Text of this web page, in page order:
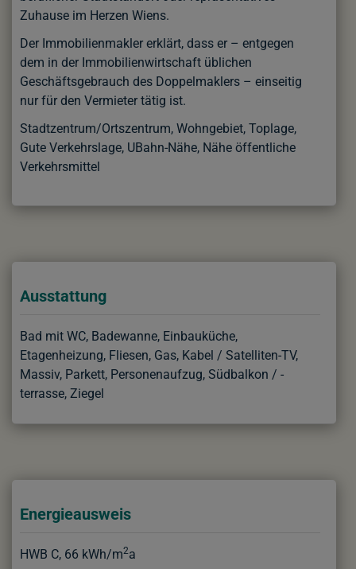
Zuhause im Herzen Wiens.
Der Immobilienmakler erklärt, dass er – entgegen
dem in der Immobilienwirtschaft üblichen
Geschäftsgebrauch des Doppelmaklers – einseitig
nur für den Vermieter tätig ist.
Stadtzentrum/Ortszentrum, Wohngebiet, Toplage,
Gute Verkehrslage, UBahn-Nähe, Nähe öffentliche
Verkehrsmittel
Ausstattung
Bad mit WC Badewanne Einbauküche
Etagenheizung Fliesen Gas Kabel / Satelliten-TV
Massiv Parkett Personenaufzug Südbalkon / -
terrasse Ziegel
Energieausweis
HWB C, 66 kWh/m2a